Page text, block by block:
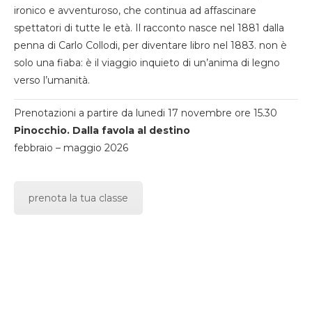
ironico e avventuroso, che continua ad affascinare
spettatori di tutte le età. Il racconto nasce nel 1881 dalla
penna di Carlo Collodi, per diventare libro nel 1883. non è
solo una fiaba: è il viaggio inquieto di un’anima di legno
verso l’umanità.
Prenotazioni a partire da lunedi 17 novembre ore 15.30
Pinocchio. Dalla favola al destino
febbraio – maggio 2026
prenota la tua classe